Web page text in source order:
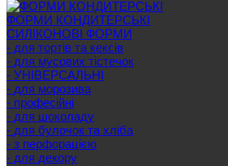
ФОРМИ КОНДИТЕРСЬКІ
СИЛІКОНОВІ ФОРМИ
- для тортів та кексів
- для мусових тістечок
- УНІВЕРСАЛЬНІ
- для морозива
- професійні
- для шоколаду
- для булочок та хліба
- з перфорацією
- для декору